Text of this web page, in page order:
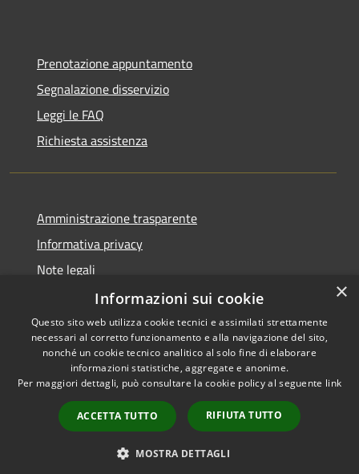
Prenotazione appuntamento
Segnalazione disservizio
Leggi le FAQ
Richiesta assistenza
Amministrazione trasparente
Informativa privacy
Note legali
Dichiarazione di accessibilità
RSS
Accessibilità
Copyright © 2026 • Comune di
Erba • Powered by
Municipium•
Accesso
redazione
×
Informazioni sui cookie
Questo sito web utilizza cookie tecnici e assimilati strettamente
necessari al corretto funzionamento e alla navigazione del sito,
nonché un cookie tecnico analitico al solo fine di elaborare
informazioni statistiche, aggregate e anonime.
Per maggiori dettagli, può consultare la cookie policy al seguente link
ACCETTA TUTTO RIFIUTA TUTTO
MOSTRA DETTAGLI